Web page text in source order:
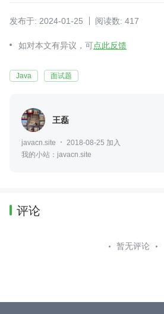
发布于: 2024-01-25 阅读数: 417
如对本文有异议，可点此反馈
Java 面试题
王磊
javacn.site
2018-08-25 加入
我的小站：javacn.site
评论
暂无评论